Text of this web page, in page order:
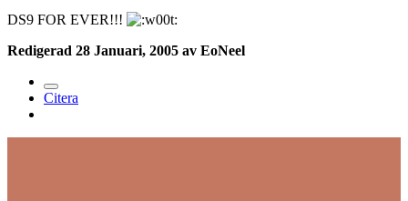
DS9 FOR EVER!!!
Redigerad 28 Januari, 2005 av EoNeel
Citera